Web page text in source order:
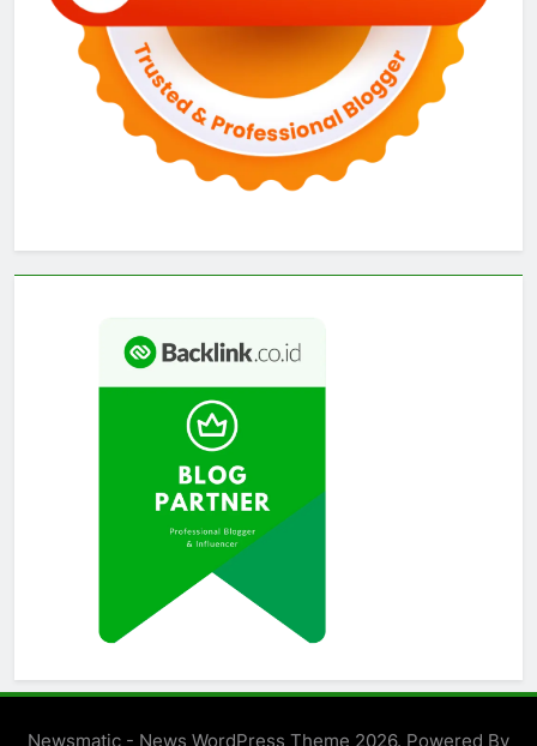
Newsmatic - News WordPress Theme 2026. Powered By